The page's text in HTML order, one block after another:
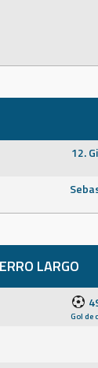
12.
LARGO
Gol de